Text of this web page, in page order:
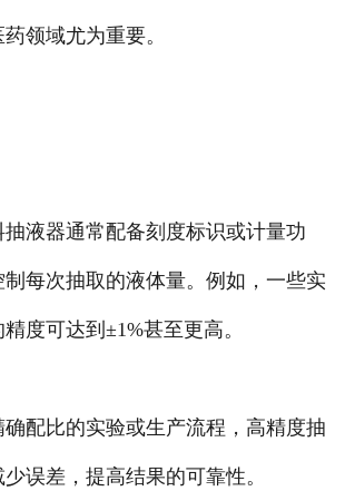
领域尤为重要。
器通常配备刻度标识或计量功
每次抽取的液体量。例如，一些实
度可达到±1%甚至更高。
比的实验或生产流程，高精度抽
误差，提高结果的可靠性。